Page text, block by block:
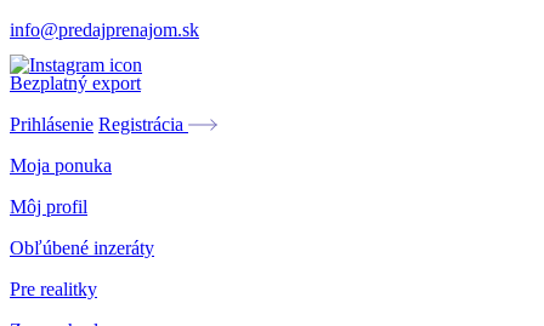
info@predajprenajom.sk
Bezplatný export
Prihlásenie Registrácia
Moja ponuka
Môj profil
Obľúbené inzeráty
Pre realitky